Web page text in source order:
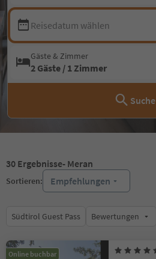
Reisedatum wählen
Gäste & Zimmer
2 Gäste / 1 Zimmer
Suche
30 Ergebnisse- Meran
Sortieren: Empfehlungen
Südtirol Guest Pass Bewertungen
Online buchbar